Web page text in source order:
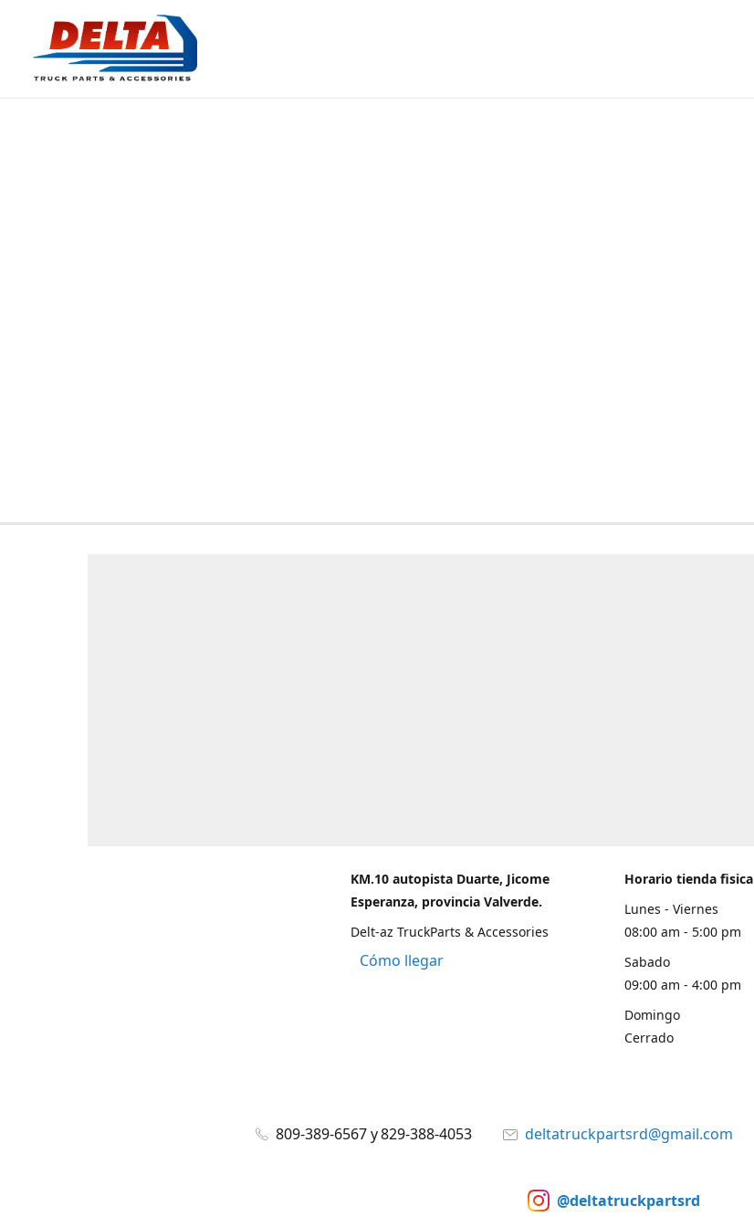
KM.10 autopista Duarte, Jicome
Esperanza, provincia Valverde.
Delt-az TruckParts & Accessories
Cómo llegar
Horario tienda fisica
Lunes - Viernes
08:00 am - 5:00 pm
Sabado
09:00 am - 4:00 pm
Domingo
Cerrado
809-389-6567 y 829-388-4053 deltatruckpartsrd@gmail.com
@deltatruckpartsrd